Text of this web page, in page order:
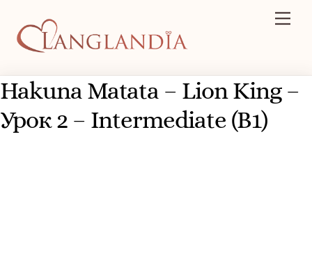
content
Hakuna Matata – Lion King –
Урок 2 – Intermediate (B1)